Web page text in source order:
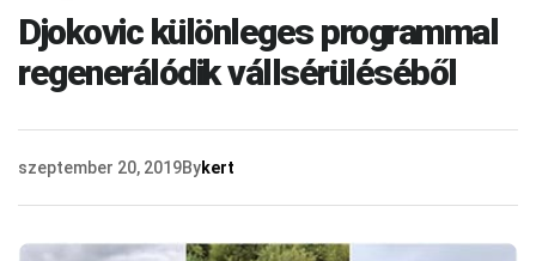
Djokovic különleges programmal
regenerálódik vállsérüléséből
szeptember 20, 2019Bykert